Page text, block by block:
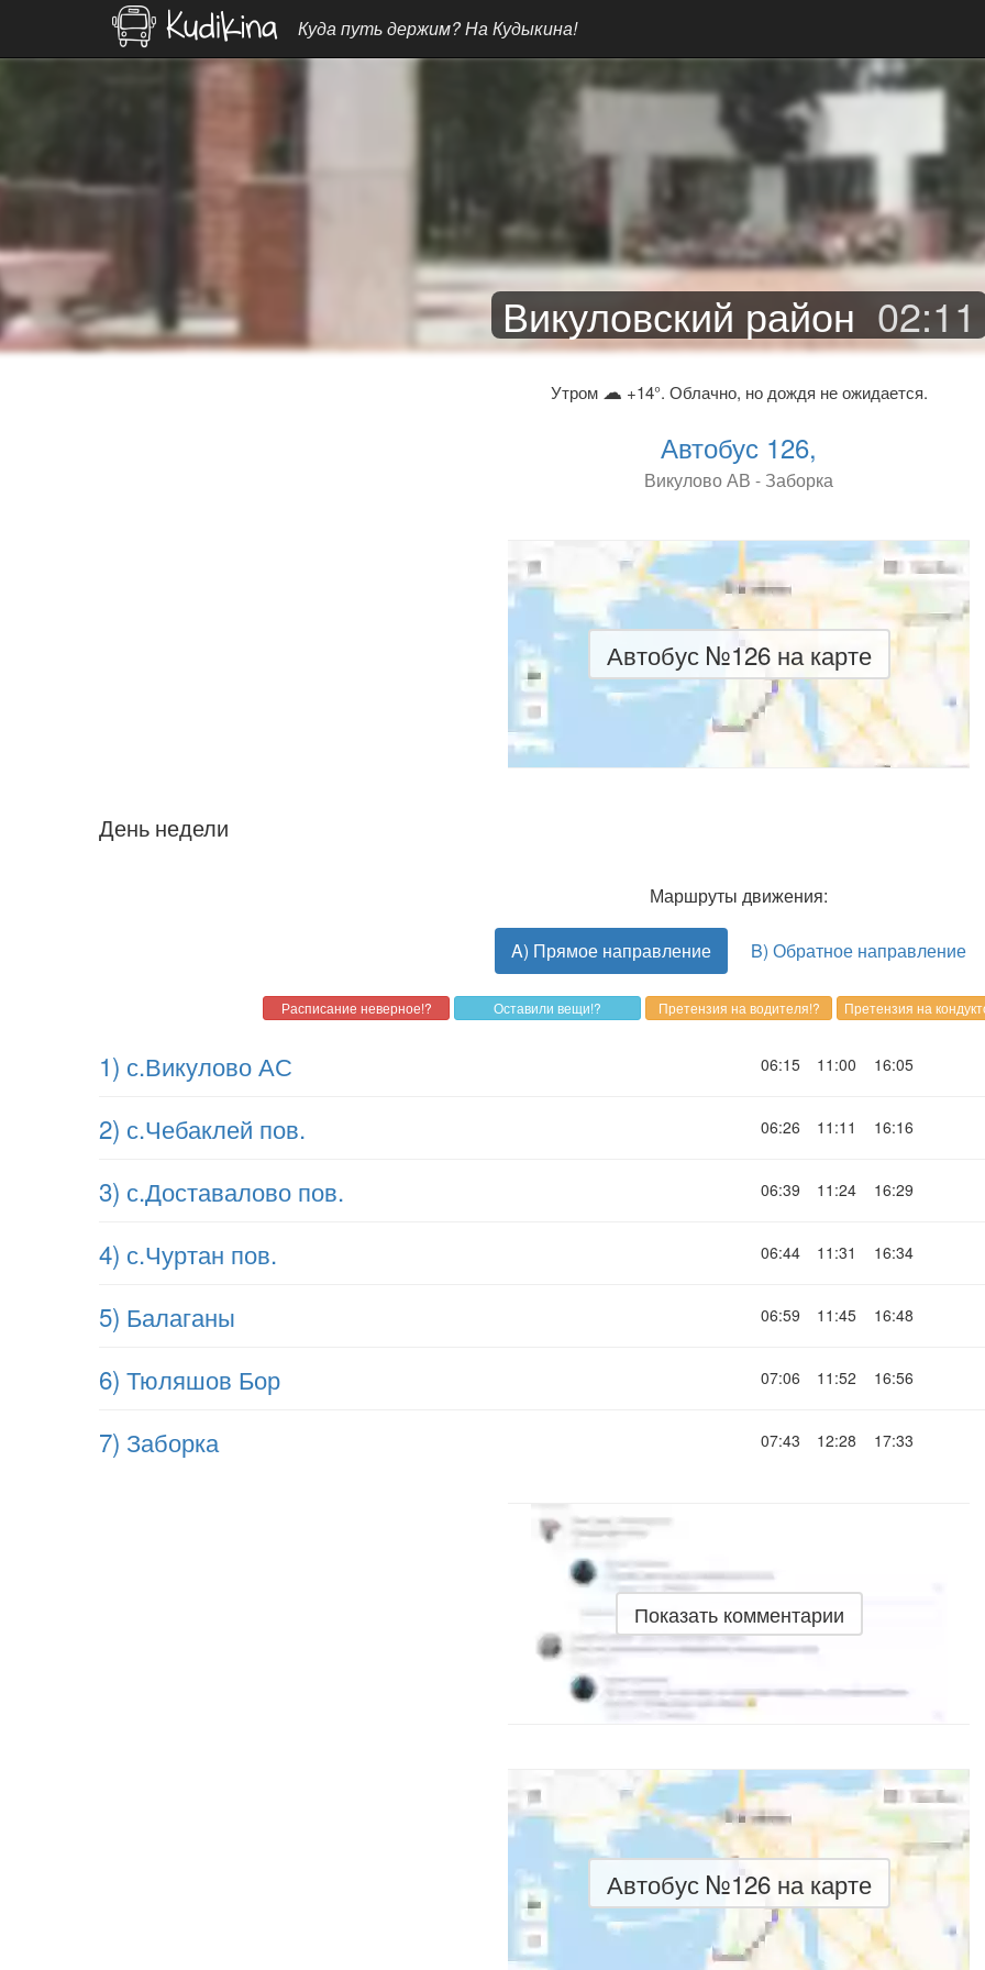
Куда путь держим? На Кудыкина!
Викуловский район 02:11
Утром ☁ +14°. Облачно, но дождя не ожидается.
Автобус 126,
Викулово АВ - Заборка
Автобус №126 на карте
День недели
Маршруты движения:
A) Прямое направление B) Обратное направление
1) с.Викулово АС 06:15 11:00 16:05
2) с.Чебаклей пов. 06:26 11:11 16:16
3) с.Доставалово пов. 06:39 11:24 16:29
4) с.Чуртан пов. 06:44 11:31 16:34
5) Балаганы 06:59 11:45 16:48
6) Тюляшов Бор 07:06 11:52 16:56
7) Заборка 07:43 12:28 17:33
Показать комментарии
Автобус №126 на карте